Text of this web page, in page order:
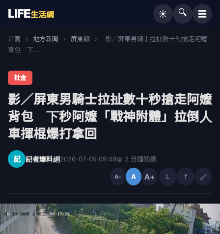
LIFE生活網 ☀️ 🔍 ☰
首頁 › 地方新聞 › 屏東縣 ›
影／屏東男騎士拉扯數十秒搶走阿嬤
背包 下...
社會
影／屏東男騎士拉扯數十秒搶走阿嬤
背包 下秒阿嬤「戰神附體」拉倒人
車揮棍爆打拿回
記 記者爆料網2026-07-09 09:49📖 2 分鐘閱讀
A− A A+ L f 🔗